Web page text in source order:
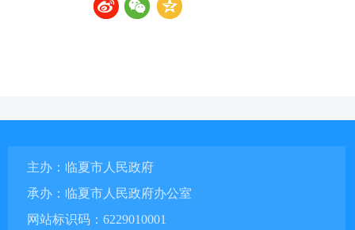
主办：临夏市人民政府
承办：临夏市人民政府办公室
网站标识码：6229010001